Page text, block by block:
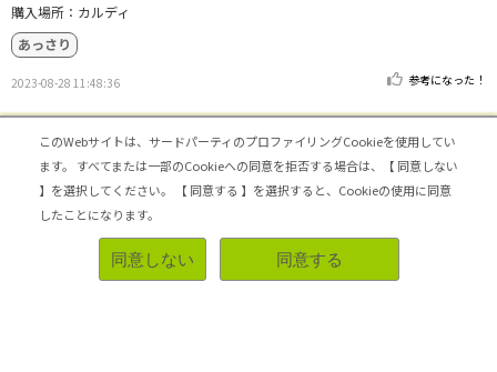
購入場所：カルディ
あっさり
2023-08-28 11:48:36 参考になった！
トップへ戻る
シェアビュー公式アカウント
ログイン・新規登録
このWebサイトは、サードパーティのプロファイリングCookieを使用してい
ます。
すべてまたは一部のCookieへの同意を拒否する場合は、【 同意しない
】を選択してください。
【 同意する 】を選択すると、Cookieの使用に同意
したことになります。
同意しない 同意する